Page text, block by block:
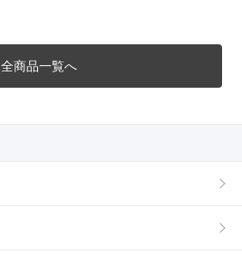
全商品一覧へ